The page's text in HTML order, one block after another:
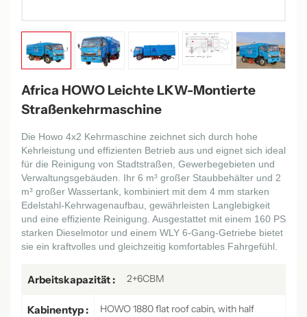
Africa HOWO Leichte LKW-Montierte
Straßenkehrmaschine
Die Howo 4x2 Kehrmaschine zeichnet sich durch hohe
Kehrleistung und effizienten Betrieb aus und eignet sich ideal
für die Reinigung von Stadtstraßen, Gewerbegebieten und
Verwaltungsgebäuden. Ihr 6 m³ großer Staubbehälter und 2
m³ großer Wassertank, kombiniert mit dem 4 mm starken
Edelstahl-Kehrwagenaufbau, gewährleisten Langlebigkeit
und eine effiziente Reinigung. Ausgestattet mit einem 160 PS
starken Dieselmotor und einem WLY 6-Gang-Getriebe bietet
sie ein kraftvolles und gleichzeitig komfortables Fahrgefühl.
Arbeitskapazität : 2+6CBM
Kabinentyp :
HOWO 1880 flat roof cabin, with half